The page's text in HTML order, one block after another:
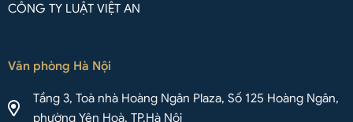
CÔNG TY LUẬT VIỆT AN
Văn phòng Hà Nội
Tầng 3, Toà nhà Hoàng Ngân Plaza, Số 125 Hoàng Ngân,
phường Yên Hoà, TP.Hà Nội